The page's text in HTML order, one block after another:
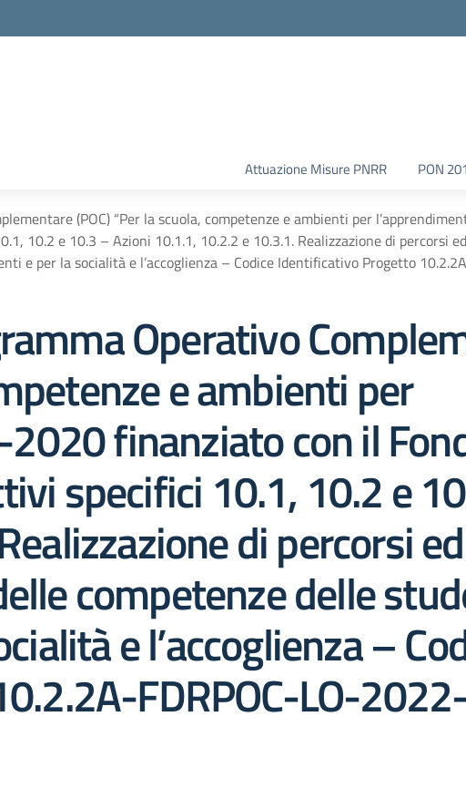
Attuazione Misure PNRR PON
(POC) “Per la scuola, competenze e ambienti per
10.2 e 10.3 – Azioni 10.1.1, 10.2.2 e 10.3.1. Realizzazione di percorsi
e per la socialità e l’accoglienza – Codice Identificativo Progetto
Operativo
e ambienti per
finanziato con il
specifici 10.1, 10.2 e
di percorsi
competenze delle
e l’accoglienza –
FDRPOC-LO-